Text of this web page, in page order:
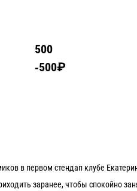
500
500₽
в первом стендап клубе
заранее, чтобы спокойно